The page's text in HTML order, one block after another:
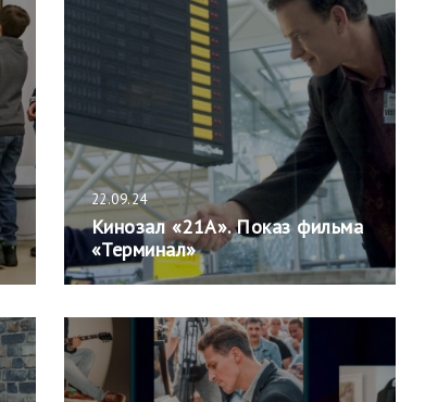
22.09.24
Кинозал «21А». Показ фильма
«Терминал»